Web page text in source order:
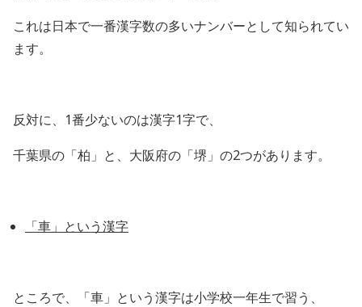
これは日本で一番漢字数の多いナンバーとして知られてい
ます。
反対に、1番少ないのは漢字1字で、
千葉県の「柏」と、大阪府の「堺」の2つがあります。
「車」という漢字
ところで、「車」という漢字は小学校一年生で習う、